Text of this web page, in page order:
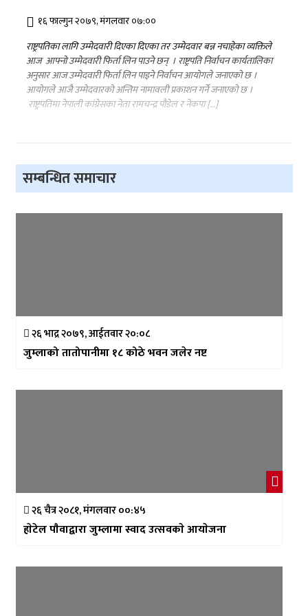
१६ फाल्गुन २०७९, मंगलवार ०७:००
राष्ट्रपतिका लागि उम्मेदवारी दिएका दिएका तर उम्मेदवार बन्न नचाहेका व्यक्तिले
आज आफ्नो उम्मेदवारी फिर्ता लिन पाउने छन् । राष्ट्रपति निर्वाचन कार्यतालिका
अनुसार आज उम्मेदवारी फिर्ता लिन पाइने निर्वाचन आयोगले जनाएको छ ।
आयोगले आजै उम्मेदवारको अन्तिम नामावली प्रकाशन गर्ने जनाएको छ ।
राष्ट्रपतिमा नेपाली कांग्रेसका नेता रामचन्द्र पौडेल र नेकपा […]
सम्बन्धित समाचार
२६ भाद्र २०७९, आईतवार २०:०८
जुम्लाको तातोपानीमा १८ कोठे भवन जलेर नष्ट
२६ चैत्र २०८१, मंगलवार ००:४५
हाेटेल पाैवाद्वारा जुम्लामा स्वाद उत्सवकाे आयाेजना